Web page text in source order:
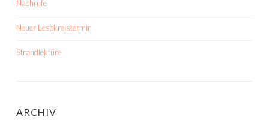
Nachrufe
Neuer Lesekreistermin
Strandlektüre
ARCHIV